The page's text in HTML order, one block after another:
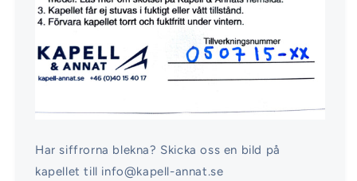
Har siffrorna blekna? Skicka oss en bild på
kapellet till info@kapell-annat.se